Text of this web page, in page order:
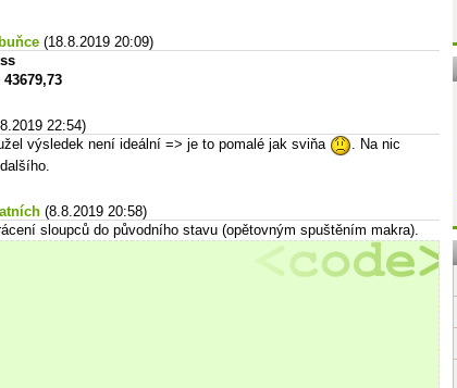
(18.8.2019 20:09)
43679,73
22:54)
výsledek není ideální => je to pomalé jak sviňa
. Na nic
(8.8.2019 20:58)
sloupců do původního stavu (opětovným spuštěním makra).